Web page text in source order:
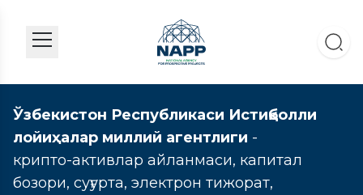
Ўзбекистон Республикаси Истиқболли
лойиҳалар миллий агентлиги -
крипто-активлар айланмаси, капитал
бозори, суғурта, электрон тижорат,